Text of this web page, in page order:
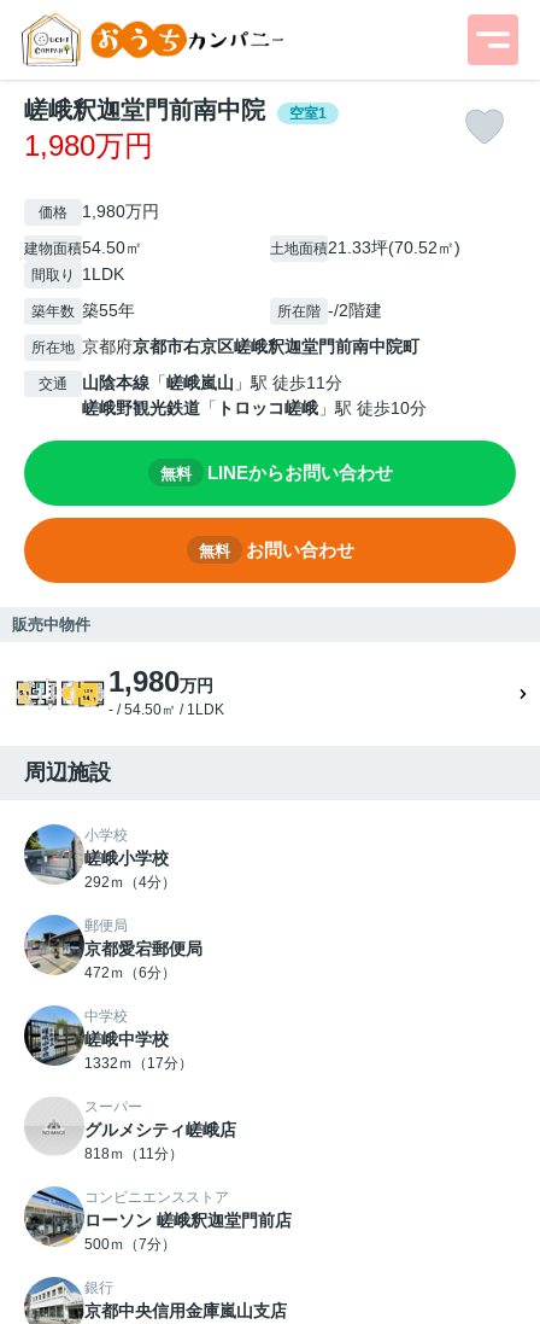
嵯峨釈迦堂門前南中院 空室1
1,980万円
価格 1,980万円
建物面積54.50㎡ 土地面積21.33坪(70.52㎡)
間取り 1LDK
築年数 築55年 所在階 -/2階建
所在地 京都府京都市右京区嵯峨釈迦堂門前南中院町
交通 山陰本線 「嵯峨嵐山 」駅 徒歩11分
嵯峨野観光鉄道 「 トロッコ嵯峨 」駅 徒歩10分
無料 LINEからお問い合わせ
無料 お問い合わせ
販売中物件
1,980万円
- / 54.50㎡ / 1LDK
周辺施設
小学校
嵯峨小学校
292ｍ（4分）
郵便局
京都愛宕郵便局
472ｍ（6分）
中学校
嵯峨中学校
1332ｍ（17分）
スーパー
グルメシティ嵯峨店
818ｍ（11分）
コンビニエンスストア
ローソン 嵯峨釈迦堂門前店
500ｍ（7分）
銀行
京都中央信用金庫嵐山支店